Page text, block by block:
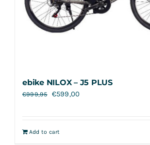
ebike NILOX – J5 PLUS
€999,95 €599,00
Add to cart